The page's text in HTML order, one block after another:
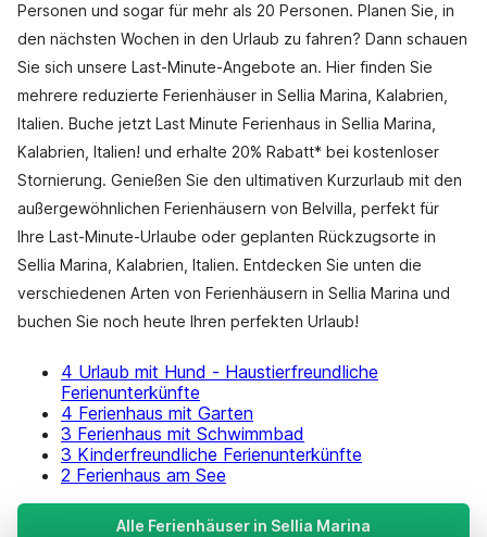
Personen und sogar für mehr als 20 Personen. Planen Sie, in
den nächsten Wochen in den Urlaub zu fahren? Dann schauen
Sie sich unsere Last-Minute-Angebote an. Hier finden Sie
mehrere reduzierte Ferienhäuser in Sellia Marina, Kalabrien,
Italien. Buche jetzt Last Minute Ferienhaus in Sellia Marina,
Kalabrien, Italien! und erhalte 20% Rabatt* bei kostenloser
Stornierung. Genießen Sie den ultimativen Kurzurlaub mit den
außergewöhnlichen Ferienhäusern von Belvilla, perfekt für
Ihre Last-Minute-Urlaube oder geplanten Rückzugsorte in
Sellia Marina, Kalabrien, Italien. Entdecken Sie unten die
verschiedenen Arten von Ferienhäusern in Sellia Marina und
buchen Sie noch heute Ihren perfekten Urlaub!
4 Urlaub mit Hund - Haustierfreundliche
Ferienunterkünfte
4 Ferienhaus mit Garten
3 Ferienhaus mit Schwimmbad
3 Kinderfreundliche Ferienunterkünfte
2 Ferienhaus am See
Alle Ferienhäuser in Sellia Marina